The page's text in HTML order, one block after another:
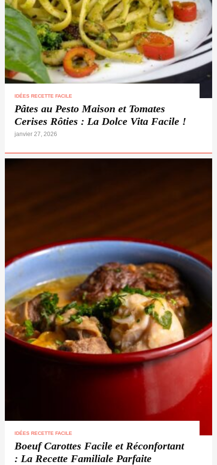
IDÉES RECETTE FACILE
Pâtes au Pesto Maison et Tomates
Cerises Rôties : La Dolce Vita Facile !
janvier 27, 2026
IDÉES RECETTE FACILE
Boeuf Carottes Facile et Réconfortant
: La Recette Familiale Parfaite